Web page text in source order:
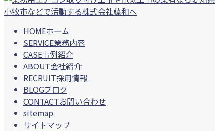
HOMEホーム
SERVICE業務内容
CASE事例紹介
ABOUT会社紹介
RECRUIT採用情報
BLOGブログ
CONTACTお問い合わせ
sitemap
サイトマップ